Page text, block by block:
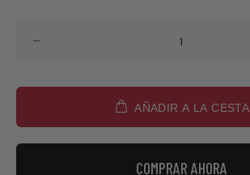
AÑADIR A LA CESTA
COMPRAR AHORA